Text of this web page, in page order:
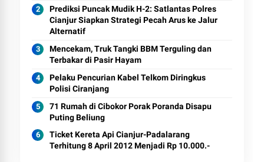
Prediksi Puncak Mudik H-2: Satlantas Polres
Cianjur Siapkan Strategi Pecah Arus ke Jalur
Alternatif
Mencekam, Truk Tangki BBM Terguling dan
Terbakar di Pasir Hayam
Pelaku Pencurian Kabel Telkom Diringkus
Polisi Ciranjang
71 Rumah di Cibokor Porak Poranda Disapu
Puting Beliung
Ticket Kereta Api Cianjur-Padalarang
Terhitung 8 April 2012 Menjadi Rp 10.000.-